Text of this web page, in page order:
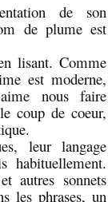
de son
de plume est
lisant. Comme
est moderne,
nous faire
coup de coeur,
leur langage
autres sonnets
les phrases, un